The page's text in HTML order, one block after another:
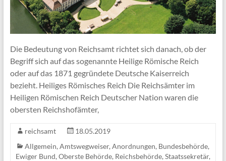
Die Bedeutung von Reichsamt richtet sich danach, ob der
Begriff sich auf das sogenannte Heilige Römische Reich
oder auf das 1871 gegründete Deutsche Kaiserreich
bezieht. Heiliges Römisches Reich Die Reichsämter im
Heiligen Römischen Reich Deutscher Nation waren die
obersten Reichshofämter,
reichsamt
18.05.2019
Allgemein, Amtswegweiser, Anordnungen, Bundesbehörde,
Ewiger Bund, Oberste Behörde, Reichsbehörde, Staatssekretär,